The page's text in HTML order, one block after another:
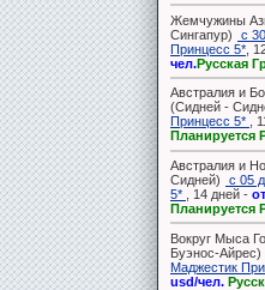
Жемчужины
Сингапур)
с
Принцесс 5* ,
чел.Русская
Австралия и
(Сидней -
Принцесс 5*
,
Планируется
Австралия и
Сидней)
с 05
5*
, 14 дней -
Планируется
Вокруг Мыса
Буэнос-Айрес)
Маджестик
usd/чел.